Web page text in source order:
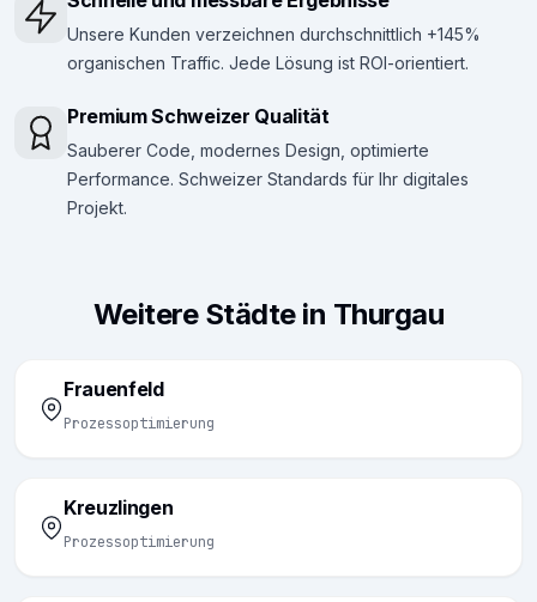
Unsere Kunden verzeichnen durchschnittlich +145%
organischen Traffic. Jede Lösung ist ROI-orientiert.
Premium Schweizer Qualität
Sauberer Code, modernes Design, optimierte
Performance. Schweizer Standards für Ihr digitales
Projekt.
Weitere Städte in Thurgau
Frauenfeld
Prozessoptimierung
Kreuzlingen
Prozessoptimierung